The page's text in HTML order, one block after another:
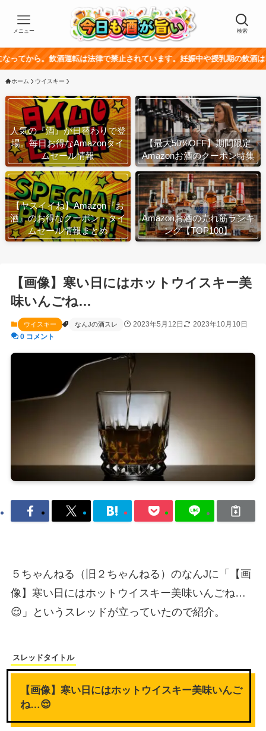
検索
メニュー
運転は法律で禁止されています。妊娠中や授乳期の飲酒は、胎児・乳幼児
ホーム ウイスキー
人気の『酒』が日替わりで登
場。毎日お得なAmazonタイ
ムセール情報
【最大50%OFF】期間限定
Amazonお酒のクーポン特集
【ヤスイイね】Amazon『お
酒』のお得なクーポン・タイ
ムセール情報まとめ
Amazonお酒の売れ筋ランキ
ング【TOP100】
【画像】寒い日にはホットウイスキー美
味いんごね…
ウイスキー なんJの酒スレ 2023年5月12日
2023年10月10日
0 コメント
５ちゃんねる（旧２ちゃんねる）のなんJに「【画
像】寒い日にはホットウイスキー美味いんごね…
😌」というスレッドが立っていたので紹介。
スレッドタイトル
【画像】寒い日にはホットウイスキー美味いんご
ね…😌